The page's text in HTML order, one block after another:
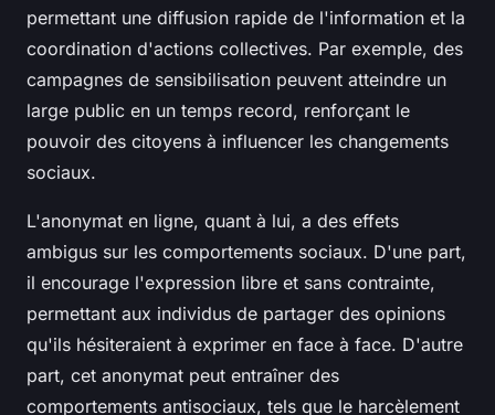
permettant une diffusion rapide de l'information et la
coordination d'actions collectives. Par exemple, des
campagnes de sensibilisation peuvent atteindre un
large public en un temps record, renforçant le
pouvoir des citoyens à influencer les changements
sociaux.
L'anonymat en ligne, quant à lui, a des effets
ambigus sur les comportements sociaux. D'une part,
il encourage l'expression libre et sans contrainte,
permettant aux individus de partager des opinions
qu'ils hésiteraient à exprimer en face à face. D'autre
part, cet anonymat peut entraîner des
comportements antisociaux, tels que le harcèlement